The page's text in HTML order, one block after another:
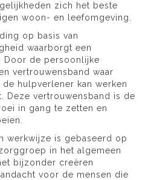
zich het beste
woon- en leefomgeving.
op basis van
waarborgt een
Door de persoonlijke
vertrouwensband waar
hulpverlener kan werken
Deze vertrouwensband is de
in gang te zetten en
werkwijze is gebaseerd op
in het algemeen
bijzonder creëren
voor de mensen die